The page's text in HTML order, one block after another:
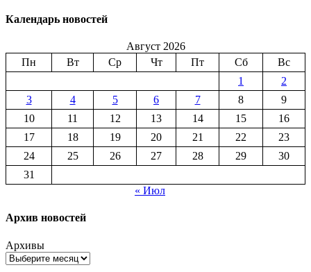
Календарь новостей
Август 2026
Пн
Вт Ср Чт Пт Сб
Вс
1
2
3
4 5 6 7 8
9
10
11 12 13 14 15
16
17
18 19 20 21 22
23
24
25 26 27 28 29
30
31
« Июл
Архив новостей
Архивы